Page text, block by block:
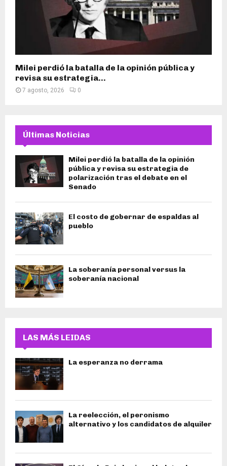
Milei perdió la batalla de la opinión pública y
revisa su estrategia...
7 agosto, 2026 0
Últimas Noticias
Milei perdió la batalla de la opinión
pública y revisa su estrategia de
polarización tras el debate en el
Senado
El costo de gobernar de espaldas al
pueblo
La soberanía personal versus la
soberanía nacional
LAS MÁS LEIDAS
La esperanza no derrama
La reelección, el peronismo
alternativo y los candidatos de alquiler